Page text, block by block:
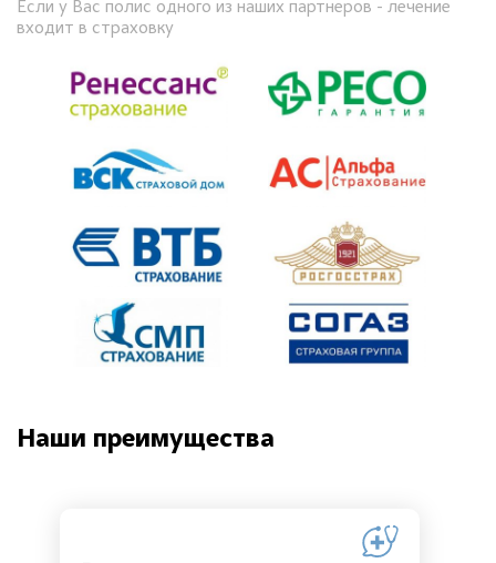
Если у Вас полис одного из наших партнеров - лечение
входит в страховку
Наши преимущества